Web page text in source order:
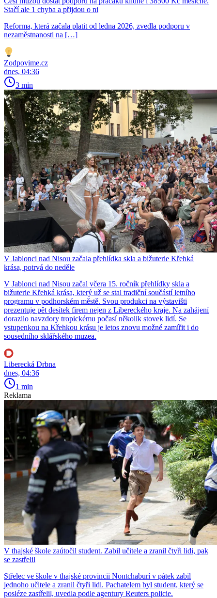
Stačí ale 1 chyba a přijdou o ni
Reforma, která začala platit od ledna 2026, zvedla podporu v
nezaměstnanosti na […]
Zodpovime.cz
dnes, 04:36
3 min
V Jablonci nad Nisou začala přehlídka skla a bižuterie Křehká
krása, potrvá do neděle
V Jablonci nad Nisou začal včera 15. ročník přehlídky skla a
bižuterie Křehká krása, který už se stal tradiční součástí letního
programu v podhorském městě. Svou produkci na výstavišti
prezentuje pět desítek firem nejen z Libereckého kraje. Na zahájení
dorazilo navzdory tropickému počasí několik stovek lidí. Se
vstupenkou na Křehkou krásu je letos znovu možné zamířit i do
sousedního sklářského muzea.
Liberecká Drbna
dnes, 04:36
1 min
Reklama
V thajské škole zaútočil student. Zabil učitele a zranil čtyři lidi, pak
se zastřelil
Střelec ve škole v thajské provincii Nontchaburí v pátek zabil
jednoho učitele a zranil čtyři lidi. Pachatelem byl student, který se
posléze zastřelil, uvedla podle agentury Reuters policie.